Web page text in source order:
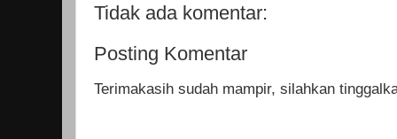
Tidak ada komentar:
Posting Komentar
Terimakasih sudah mampir, silahkan